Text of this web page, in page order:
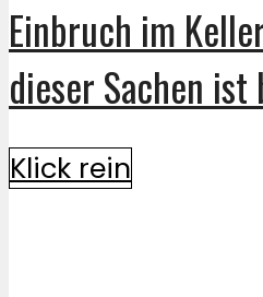
Einbruch im
dieser Sachen ist
Klick rein